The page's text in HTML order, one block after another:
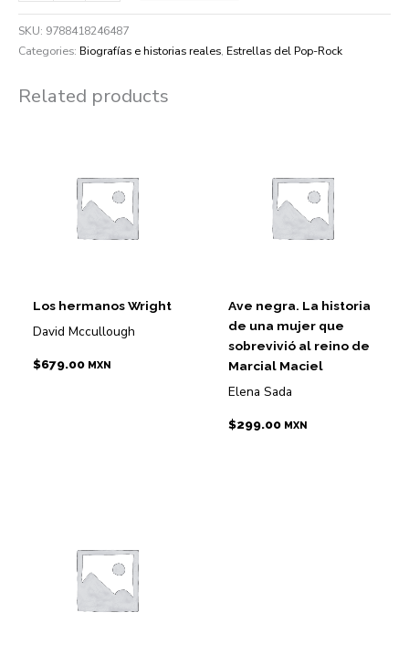
SKU: 9788418246487
Categories: Biografías e historias reales, Estrellas del Pop-Rock
Related products
Los hermanos Wright
David Mccullough
$679.00 MXN
Ave negra. La historia
de una mujer que
sobrevivió al reino de
Marcial Maciel
Elena Sada
$299.00 MXN